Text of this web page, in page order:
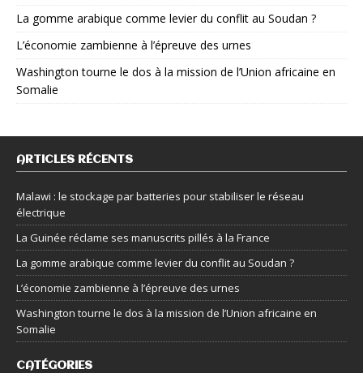
La gomme arabique comme levier du conflit au Soudan ?
L’économie zambienne à l’épreuve des urnes
Washington tourne le dos à la mission de l’Union africaine en
Somalie
ARTICLES RÉCENTS
Malawi : le stockage par batteries pour stabiliser le réseau
électrique
La Guinée réclame ses manuscrits pillés à la France
La gomme arabique comme levier du conflit au Soudan ?
L’économie zambienne à l’épreuve des urnes
Washington tourne le dos à la mission de l’Union africaine en
Somalie
CATÉGORIES